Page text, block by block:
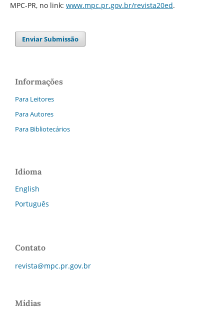
MPC-PR, no link: www.mpc.pr.gov.br/revista20ed.
Enviar Submissão
Informações
Para Leitores
Para Autores
Para Bibliotecários
Idioma
English
Português
Contato
revista@mpc.pr.gov.br
Mídias